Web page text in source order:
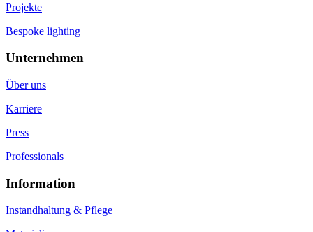
Projekte
Bespoke lighting
Unternehmen
Über uns
Karriere
Press
Professionals
Information
Instandhaltung & Pflege